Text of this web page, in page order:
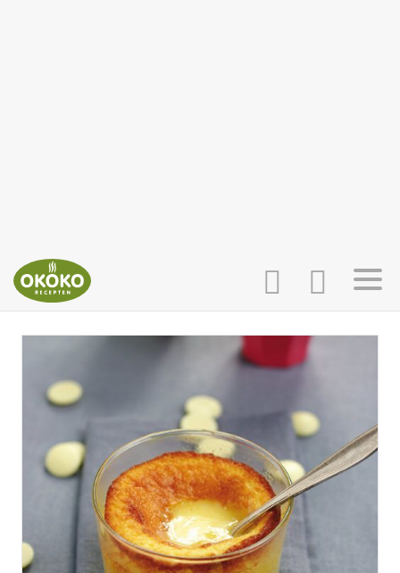
INLOGGEN
AANMELDEN
HOME
RECEPTEN
WEEKMENU'S
KOOKBOEKEN